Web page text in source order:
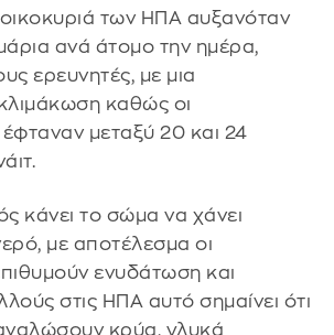
των ΗΠΑ αυξανόταν
ανά άτομο την ημέρα,
ερευνητές, με μια
καθώς οι
μεταξύ 20 και 24
κάνει το σώμα να χάνει
με αποτέλεσμα οι
ενυδάτωση και
στις ΗΠΑ αυτό σημαίνει ότι
κρύα, γλυκά